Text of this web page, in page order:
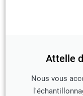
Attelle
Nous vous